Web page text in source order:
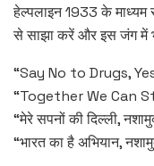
हेल्पलाइन 1933 के माध्यम
से साझा करें और इस जंग में
“Say No to Drugs,
“Together We Can
“मेरे सपनों की दिल्ली,
“भारत का है अभियान,